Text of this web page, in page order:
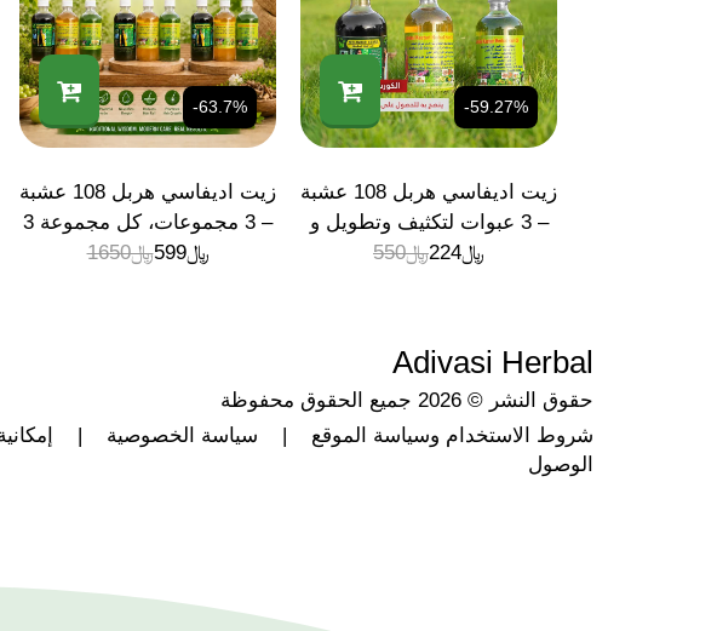
-59.27%
زيت اديفاسي هربل 108 عشبة
– 3 عبوات لتكثيف وتطويل و
تنبيت الشعر حجم 1.5 لتر
﷼550 ﷼224
-63.7%
زيت اديفاسي هربل 108 عشبة
– 3 مجموعات، كل مجموعة 3
عبوات
﷼1650 ﷼599
Adivasi Herbal
حقوق النشر © 2026 جميع الحقوق محفوظة
شروط الاستخدام وسياسة الموقع | سياسة الخصوصية |
الوصول